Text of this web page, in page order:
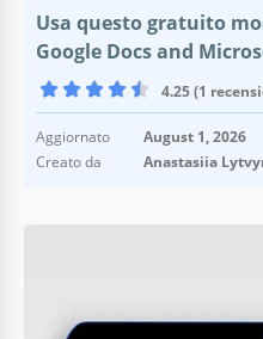
Usa questo gratuito
Google Docs and
4.25 (1
Aggiornato
August 1, 2026
Creato da
Anastasiia